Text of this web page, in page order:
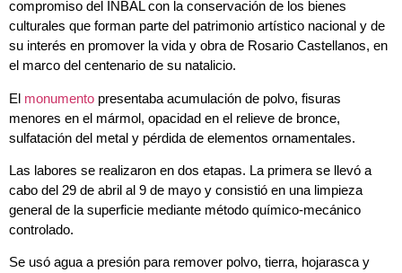
compromiso del INBAL con la conservación de los bienes
culturales que forman parte del patrimonio artístico nacional y de
su interés en promover la vida y obra de Rosario Castellanos, en
el marco del centenario de su natalicio.
El monumento presentaba acumulación de polvo, fisuras
menores en el mármol, opacidad en el relieve de bronce,
sulfatación del metal y pérdida de elementos ornamentales.
Las labores se realizaron en dos etapas. La primera se llevó a
cabo del 29 de abril al 9 de mayo y consistió en una limpieza
general de la superficie mediante método químico-mecánico
controlado.
Se usó agua a presión para remover polvo, tierra, hojarasca y